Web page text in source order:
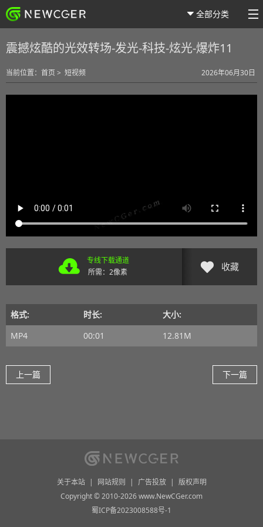
全部分类
震撼炫酷的光效转场-发光-科技-炫光-爆炸11
当前位置： 首页 > 短视频 2026年06月30日
专线下载通道
所需：2像素
收藏
格式: 时长:
大小:
MP4
00:01 12.81M
上一篇 下一篇
关于本站 | 网站规则 | 广告投放 | 版权声明
Copyright © 2010-2026 www.NewCGer.com
蜀ICP备2023008588号-1